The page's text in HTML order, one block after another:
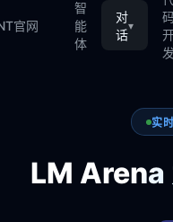
官网
智
能
体
对
话
▾
码
发
实
LM Arena